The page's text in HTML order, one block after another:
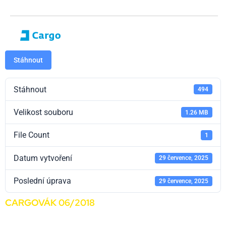
Stáhnout
Stáhnout 494
Velikost souboru 1.26 MB
File Count 1
Datum vytvoření 29 července, 2025
Poslední úprava 29 července, 2025
CARGOVÁK 06/2018